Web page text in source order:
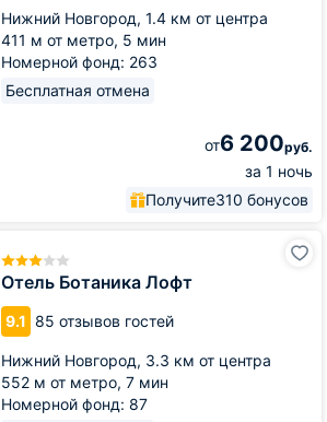
Нижний Новгород, 1.4 км от центра
411 м от метро, 5 мин
Номерной фонд: 263
Бесплатная отмена
от6 200руб.
за 1 ночь
Получите310 бонусов
Отель Ботаника Лофт
9.1 85 отзывов гостей
Нижний Новгород, 3.3 км от центра
552 м от метро, 7 мин
Номерной фонд: 87